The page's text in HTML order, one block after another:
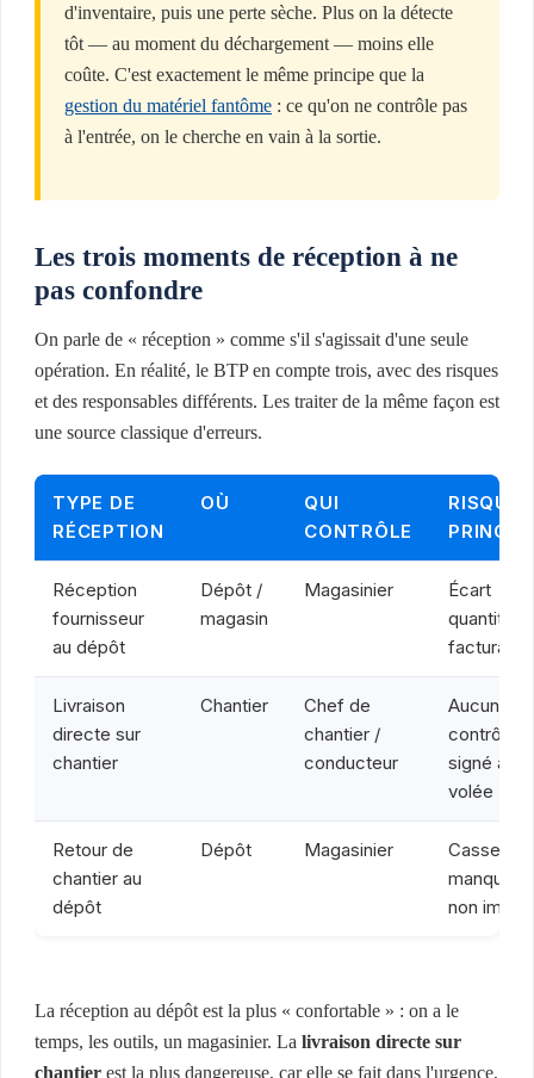
d'inventaire, puis une perte sèche. Plus on la détecte
tôt — au moment du déchargement — moins elle
coûte. C'est exactement le même principe que la
gestion du matériel fantôme : ce qu'on ne contrôle pas
à l'entrée, on le cherche en vain à la sortie.
Les trois moments de réception à ne
pas confondre
On parle de « réception » comme s'il s'agissait d'une seule
opération. En réalité, le BTP en compte trois, avec des risques
et des responsables différents. Les traiter de la même façon est
une source classique d'erreurs.
TYPE DE
RÉCEPTION
OÙ
QUI
CONTRÔLE
RISQUE
Réception
fournisseur
au dépôt
Dépôt /
magasin
Magasinier
Écart
quantité /
Livraison
directe sur
chantier
Chantier
Chef de
chantier /
conducteur
Aucun
contrôle,
signé à la
volée
Retour de
chantier au
dépôt
Dépôt Magasinier
Casse /
non
La réception au dépôt est la plus « confortable » : on a le
temps, les outils, un magasinier. La livraison directe sur
chantier est la plus dangereuse, car elle se fait dans l'urgence,